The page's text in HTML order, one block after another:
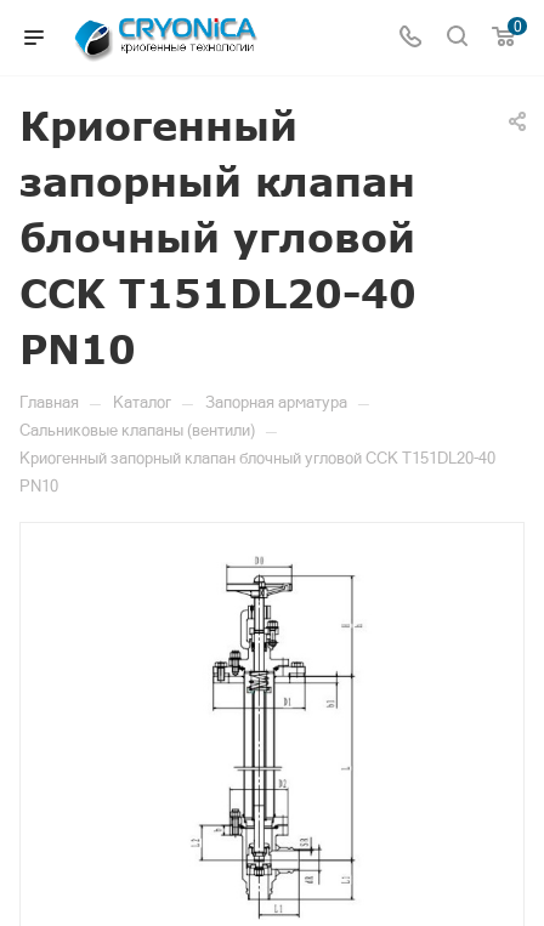
0
Криогенный
запорный клапан
блочный угловой
CCK T151DL20-40
PN10
Главная — Каталог — Запорная арматура —
Сальниковые клапаны (вентили) —
Криогенный запорный клапан блочный угловой CCK T151DL20-40
PN10